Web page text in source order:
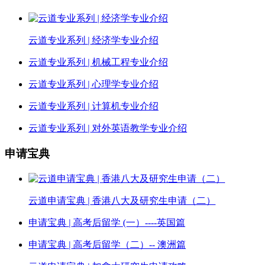
云道专业系列 | 经济学专业介绍
云道专业系列 | 机械工程专业介绍
云道专业系列 | 心理学专业介绍
云道专业系列 | 计算机专业介绍
云道专业系列 | 对外英语教学专业介绍
申请宝典
云道申请宝典 | 香港八大及研究生申请（二）
申请宝典 | 高考后留学 (一）----英国篇
申请宝典 | 高考后留学（二）-- 澳洲篇